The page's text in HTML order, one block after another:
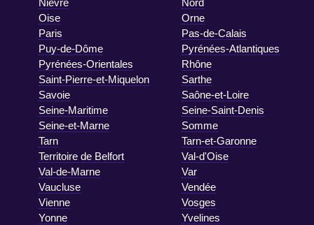
Nièvre
Nord
Oise
Orne
Paris
Pas-de-Calais
Puy-de-Dôme
Pyrénées-Atlantiques
Pyrénées-Orientales
Rhône
Saint-Pierre-et-Miquelon
Sarthe
Savoie
Saône-et-Loire
Seine-Maritime
Seine-Saint-Denis
Seine-et-Marne
Somme
Tarn
Tarn-et-Garonne
Territoire de Belfort
Val-d'Oise
Val-de-Marne
Var
Vaucluse
Vendée
Vienne
Vosges
Yonne
Yvelines